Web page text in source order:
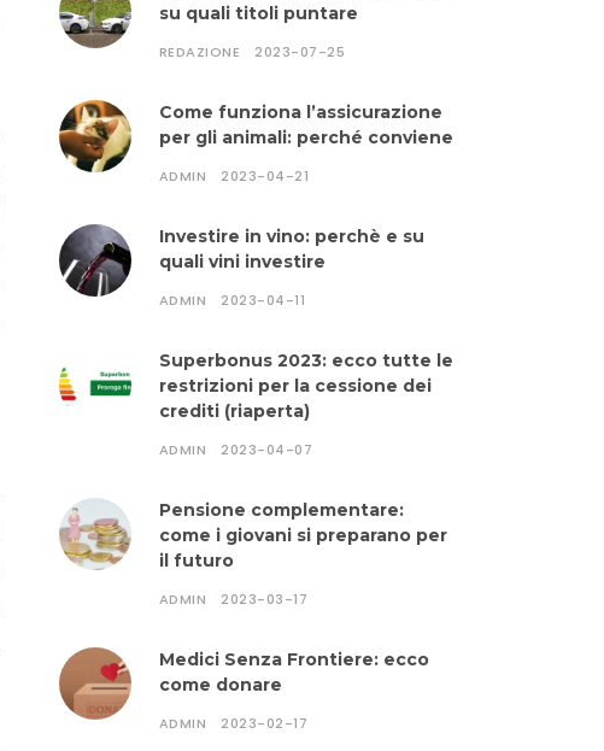
su quali titoli puntare
REDAZIONE 2023-07-25
Come funziona l’assicurazione
per gli animali: perché conviene
ADMIN 2023-04-21
Investire in vino: perchè e su
quali vini investire
ADMIN 2023-04-11
Superbonus 2023: ecco tutte le
restrizioni per la cessione dei
crediti (riaperta)
ADMIN 2023-04-07
Pensione complementare:
come i giovani si preparano per
il futuro
ADMIN 2023-03-17
Medici Senza Frontiere: ecco
come donare
ADMIN 2023-02-17